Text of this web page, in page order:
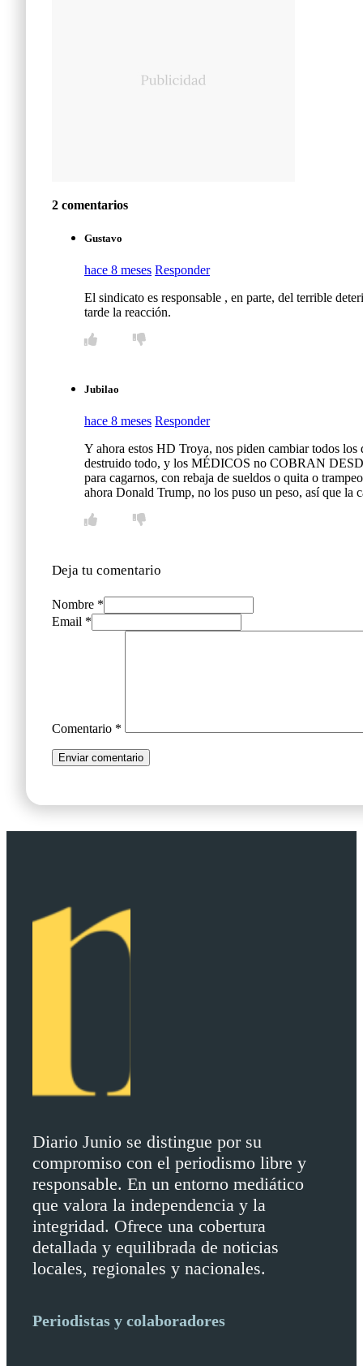
2 comentarios
Gustavo
hace 8 meses Responder
El sindicato es responsable , en parte, del terrible
tarde la reacción.
Jubilao
hace 8 meses Responder
Y ahora estos HD Troya, nos piden cambiar todos
destruido todo, y los MÉDICOS no COBRAN
para cagarnos, con rebaja de sueldos o quita o
ahora Donald Trump, no los puso un peso, así que
Deja tu comentario
Nombre *
Email *
Comentario *
Diario Junio se distingue por su
compromiso con el periodismo libre y
responsable. En un entorno mediático
que valora la independencia y la
integridad. Ofrece una cobertura
detallada y equilibrada de noticias
locales, regionales y nacionales.
Periodistas y colaboradores